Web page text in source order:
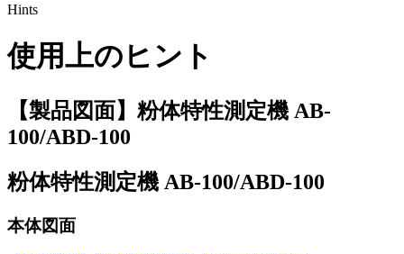
Hints
使用上のヒント
【製品図面】粉体特性測定機 AB-
100/ABD-100
粉体特性測定機 AB-100/ABD-100
本体図面